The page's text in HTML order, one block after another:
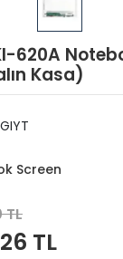
620A
Kasa)
Screen
TL
TL